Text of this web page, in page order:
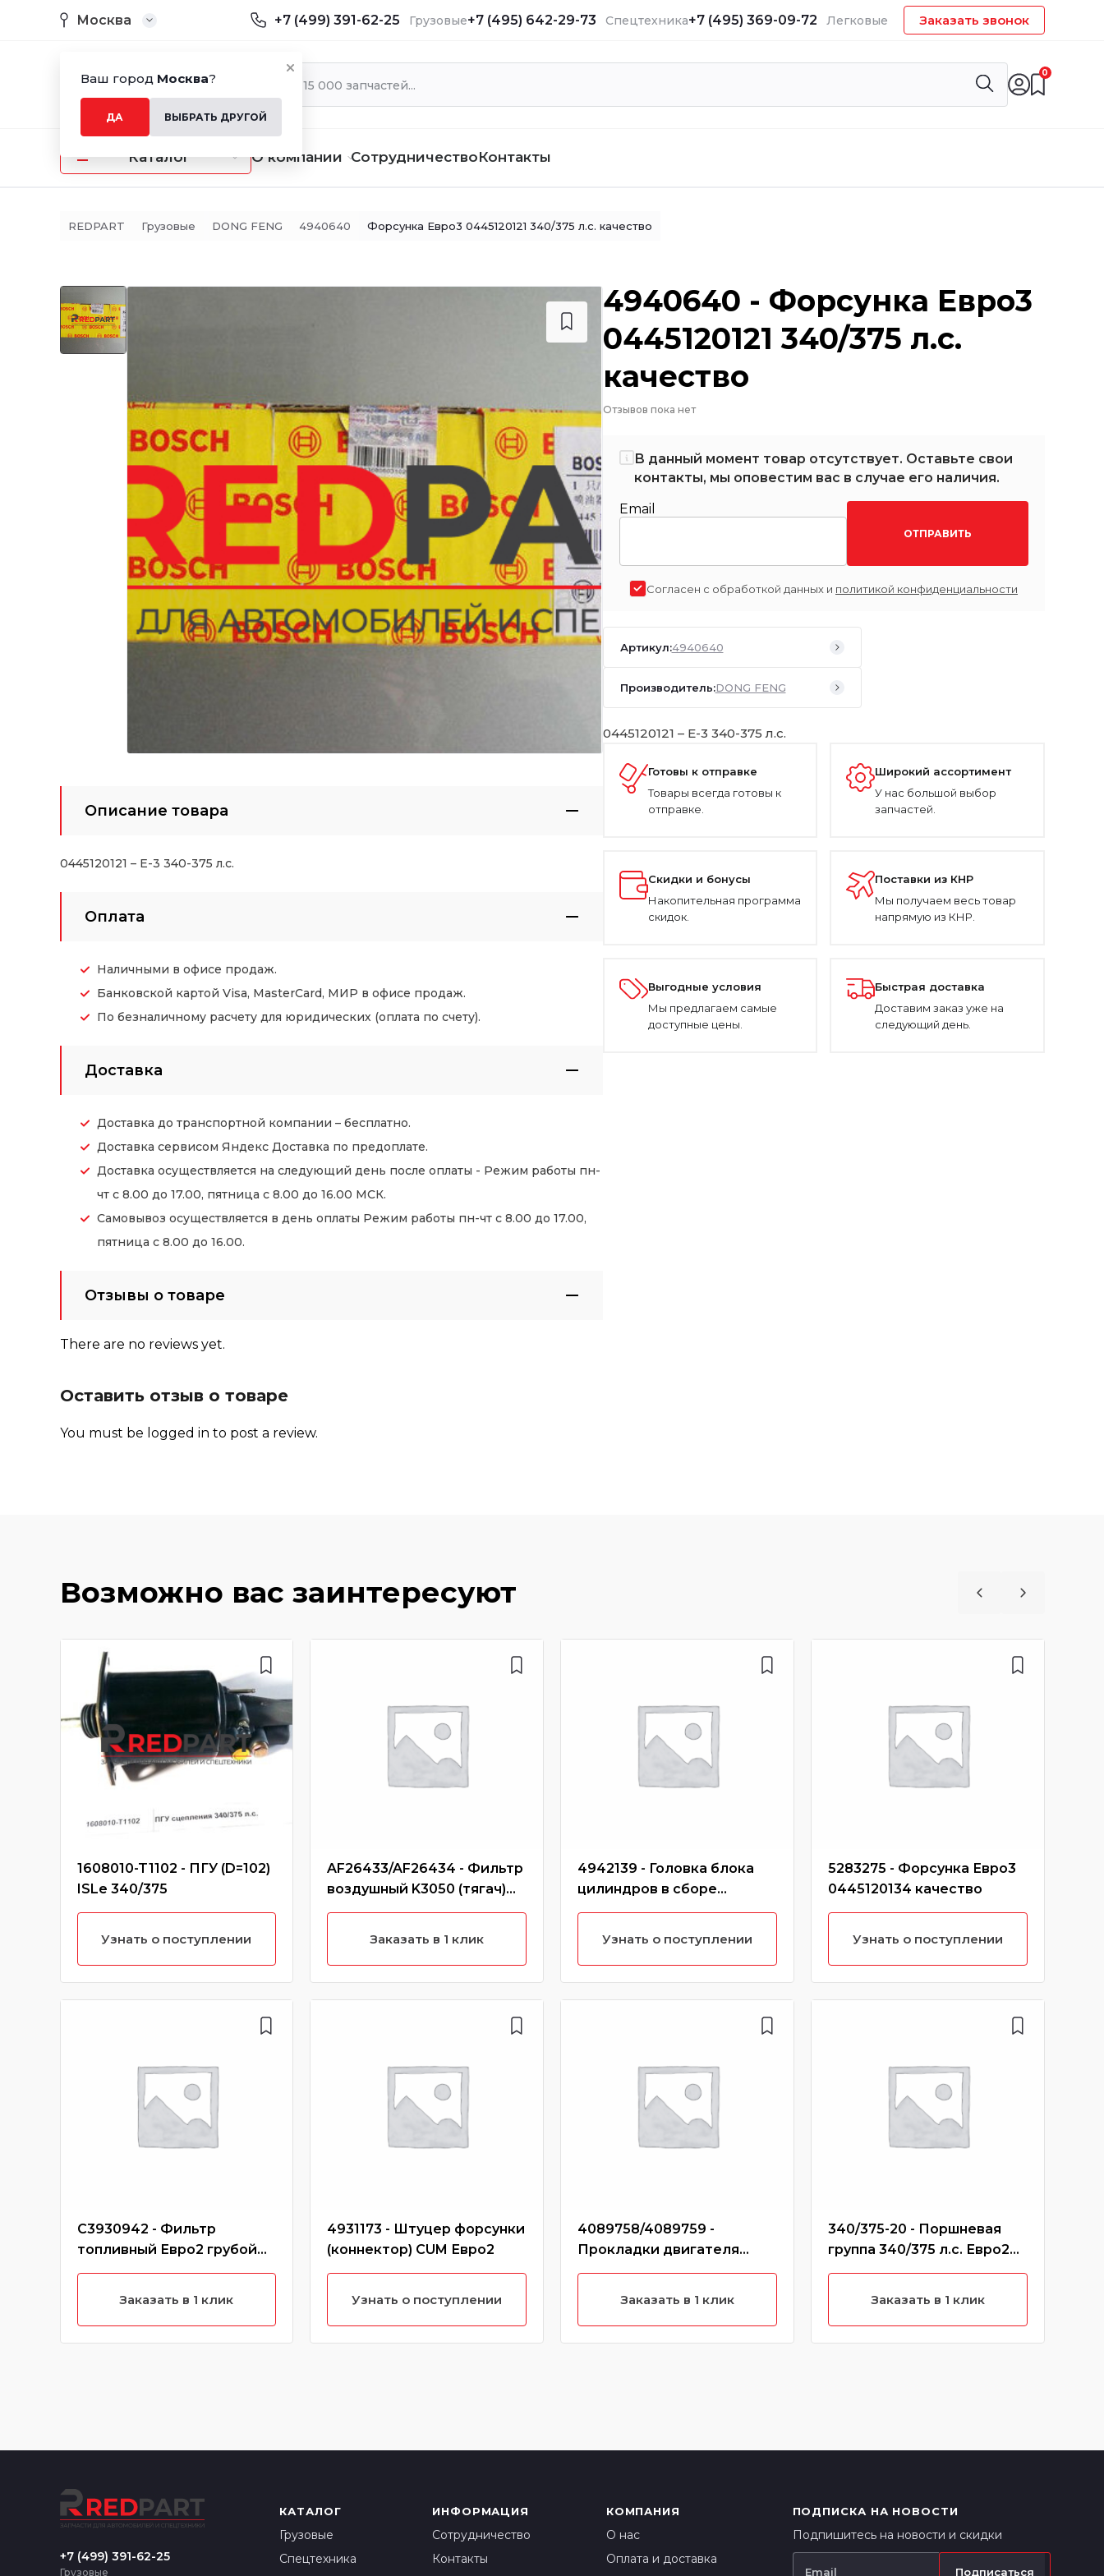
Ваш город Москва?
ДА ВЫБРАТЬ ДРУГОЙ
Москва +7 (499) 391-62-25 Грузовые+7 (495) 642-29-73 Спецтехника+7 (495) 369-09-72 Легковые Заказать звонок
0
Каталог О компании СотрудничествоКонтакты
REDPART Грузовые DONG FENG 4940640 Форсунка Евро3 0445120121 340/375 л.с. качество
Описание товара
0445120121 – Е-3 340-375 л.с.
Оплата
Наличными в офисе продаж.
Банковской картой Visa, MasterCard, МИР в офисе продаж.
По безналичному расчету для юридических (оплата по счету).
Доставка
Доставка до транспортной компании – бесплатно.
Доставка сервисом Яндекс Доставка по предоплате.
Доставка осуществляется на следующий день после оплаты - Режим работы пн-
чт с 8.00 до 17.00, пятница с 8.00 до 16.00 МСК.
Самовывоз осуществляется в день оплаты Режим работы пн-чт с 8.00 до 17.00,
пятница с 8.00 до 16.00.
Отзывы о товаре
There are no reviews yet.
Оставить отзыв о товаре
You must be logged in to post a review.
4940640 - Форсунка Евро3
0445120121 340/375 л.с.
качество
Отзывов пока нет
В данный момент товар отсутствует. Оставьте свои
контакты, мы оповестим вас в случае его наличия.
Email
ОТПРАВИТЬ
Согласен с обработкой данных и политикой конфиденциальности
Артикул:4940640
Производитель:DONG FENG
0445120121 – Е-3 340-375 л.с.
Готовы к отправке
Товары всегда готовы к
отправке.
Широкий ассортимент
У нас большой выбор
запчастей.
Скидки и бонусы
Накопительная программа
скидок.
Поставки из КНР
Мы получаем весь товар
напрямую из КНР.
Выгодные условия
Мы предлагаем самые
доступные цены.
Быстрая доставка
Доставим заказ уже на
следующий день.
Возможно вас заинтересуют
1608010-T1102 - ПГУ (D=102)
ISLe 340/375
Узнать о поступлении
C3930942 - Фильтр
топливный Евро2 грубой
очистки FS1280
Заказать в 1 клик
AF26433/AF26434 - Фильтр
воздушный K3050 (тягач)
М3000 Х3000
Заказать в 1 клик
4931173 - Штуцер форсунки
(коннектор) CUM Евро2
Узнать о поступлении
4942139 - Головка блока
цилиндров в сборе
340/375 Евро3 ISLe (Без
Узнать о поступлении
4089758/4089759 -
Прокладки двигателя
(полный комплект) L, ISLe,
Заказать в 1 клик
5283275 - Форсунка Евро3
0445120134 качество
Узнать о поступлении
340/375-20 - Поршневая
группа 340/375 л.с. Евро2
ISLe HUATAI
Заказать в 1 клик
+7 (499) 391-62-25
Грузовые
КАТАЛОГ
Грузовые
Спецтехника
ИНФОРМАЦИЯ
Сотрудничество
Контакты
КОМПАНИЯ
О нас
Оплата и доставка
ПОДПИСКА НА НОВОСТИ
Подпишитесь на новости и скидки
Подписаться